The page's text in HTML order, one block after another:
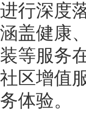
进行深度
涵盖健康
装等服务
社区增值
务体验。